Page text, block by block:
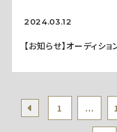
2024.03.12
【お知らせ】オーディシ
1 ...